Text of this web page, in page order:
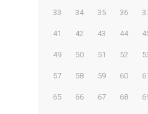
33 34 35 36
41 42 43 44
49 50 51 52
57 58 59 60
65 66 67 68